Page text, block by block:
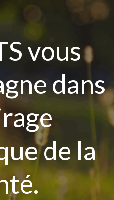
vous
dans
de la